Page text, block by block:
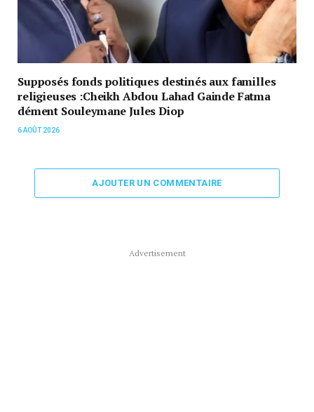
Supposés fonds politiques destinés aux familles
religieuses :Cheikh Abdou Lahad Gainde Fatma
dément Souleymane Jules Diop
6 AOÛT 2026
AJOUTER UN COMMENTAIRE
Advertisement